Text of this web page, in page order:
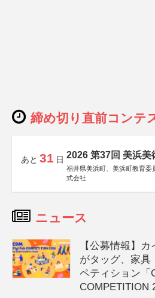
締め切り直前コンテ
あと 31 日 2026 第37回 美浜美
福井県美浜町、美浜町教育委
式会社
ニュース
【公募情報】
がタッグ、家具
ペティション「
COMPETITION